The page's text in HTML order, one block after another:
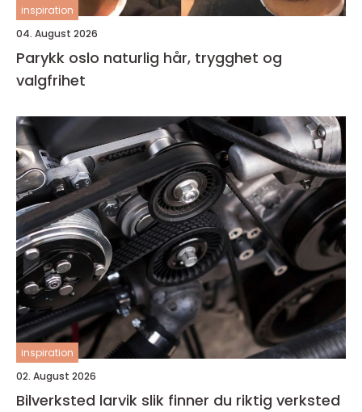
inspiration
04. August 2026
Parykk oslo naturlig hår, trygghet og
valgfrihet
inspiration
02. August 2026
Bilverksted larvik slik finner du riktig verksted